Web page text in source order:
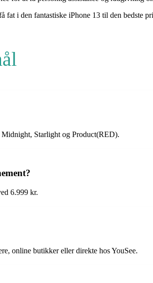
fat i den fantastiske iPhone 13 til den bedste
Starlight og Product(RED).
6.999 kr.
online butikker eller direkte hos YouSee.